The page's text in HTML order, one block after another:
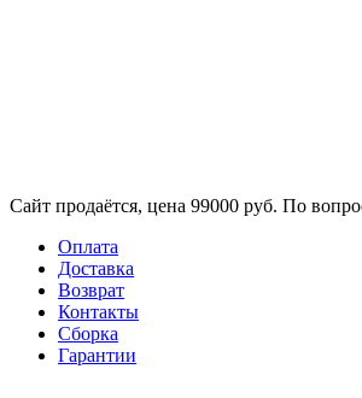
Сайт продаётся, цена 99000 руб. По
Оплата
Доставка
Возврат
Контакты
Сборка​
Гарантии